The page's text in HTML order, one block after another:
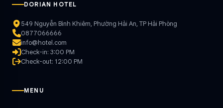
DORIAN HOTEL
549 Nguyễn Bình Khiêm, Phường Hải An, TP Hải Phòng
0877066666
info@hotel.com
Check-in: 3:00 PM
Check-out: 12:00 PM
MENU